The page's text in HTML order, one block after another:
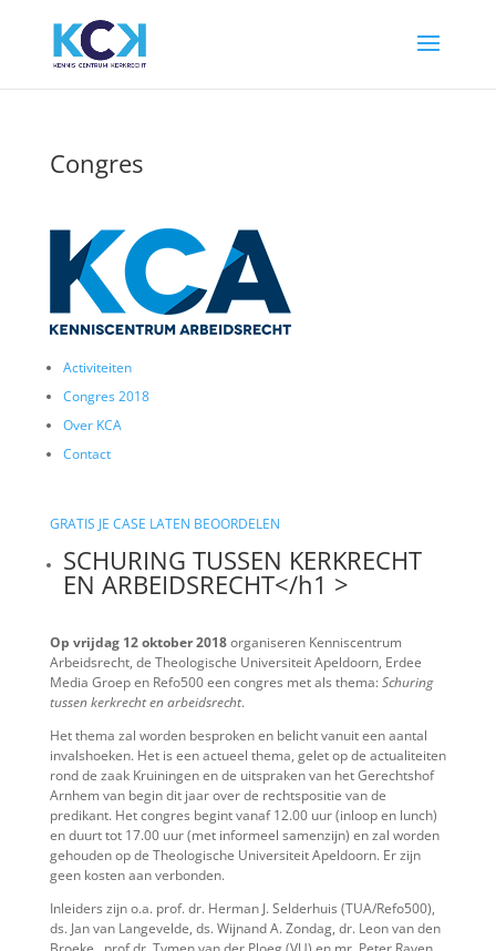
Congres
Activiteiten
Congres 2018
Over KCA
Contact
GRATIS JE CASE LATEN BEOORDELEN
SCHURING TUSSEN KERKRECHT
EN ARBEIDSRECHT</h1 >
Op vrijdag 12 oktober 2018organiseren Kenniscentrum
Arbeidsrecht, de Theologische Universiteit Apeldoorn, Erdee
Media Groep en Refo500 een congres met als thema:Schuring
tussen kerkrecht en arbeidsrecht.
Het thema zal worden besproken en belicht vanuit een aantal
invalshoeken. Het is een actueel thema, gelet op de actualiteiten
rond de zaak Kruiningen en de uitspraken van het Gerechtshof
Arnhem van begin dit jaar over de rechtspositie van de
predikant. Het congres begint vanaf 12.00 uur (inloop en lunch)
en duurt tot 17.00 uur (met informeel samenzijn) en zal worden
gehouden op de Theologische Universiteit Apeldoorn. Er zijn
geen kosten aan verbonden.
Inleiders zijn o.a. prof. dr. Herman J. Selderhuis (TUA/Refo500),
ds. Jan van Langevelde, ds. Wijnand A. Zondag, dr. Leon van den